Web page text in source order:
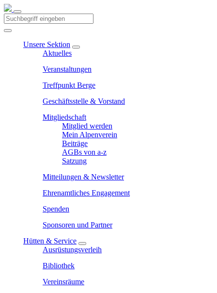
Unsere Sektion
Aktuelles
Veranstaltungen
Treffpunkt Berge
Geschäftsstelle & Vorstand
Mitgliedschaft
Mitglied werden
Mein Alpenverein
Beiträge
AGBs von a-z
Satzung
Mitteilungen & Newsletter
Ehrenamtliches Engagement
Spenden
Sponsoren und Partner
Hütten & Service
Ausrüstungsverleih
Bibliothek
Vereinsräume